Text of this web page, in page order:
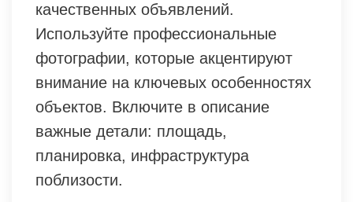
качественных объявлений.
Используйте профессиональные
фотографии, которые акцентируют
внимание на ключевых особенностях
объектов. Включите в описание
важные детали: площадь,
планировка, инфраструктура
поблизости.